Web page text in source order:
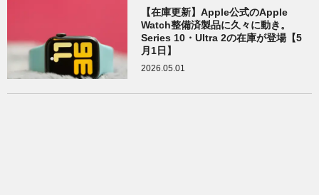
【在庫更新】Apple公式のApple
Watch整備済製品に久々に動き。
Series 10・Ultra 2の在庫が登場【5
月1日】
2026.05.01